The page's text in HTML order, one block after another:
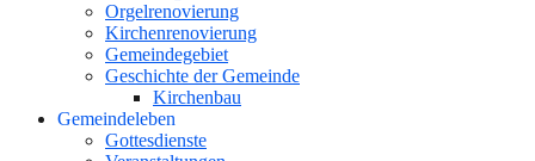
Orgelrenovierung
Kirchenrenovierung
Gemeindegebiet
Geschichte der Gemeinde
Kirchenbau
Gemeindeleben
Gottesdienste